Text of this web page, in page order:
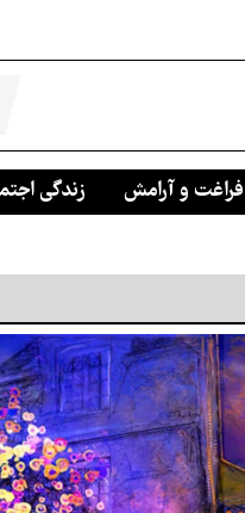
فراغت و آرامش زندگی